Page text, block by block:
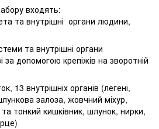
входять:
та внутрішні органи людини,
та внутрішні органи
допомогою крепіжів на зворотній
13 внутрішніх органів (легені,
залоза, жовчний міхур,
тонкий кишківник, шлунок, нирки,